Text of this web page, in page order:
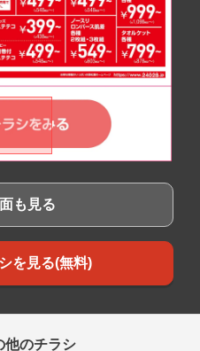
も見る
を見る(無料)
他のチラシ